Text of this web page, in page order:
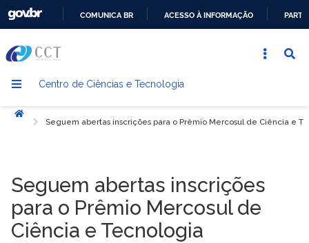
CONTEÚDO
COMUNICA BR ACESSO À INFORMAÇÃO
Centro de Ciências e Tecnologia
Início
Seguem abertas inscrições para o Prêmio Mercosul de Ciência e
Seguem abertas inscrições
para o Prêmio Mercosul de
Ciência e Tecnologia